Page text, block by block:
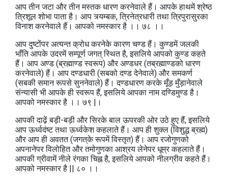
आप तीन जटा और तीन मस्तक धारण करनेवाले हैं। आपके हाथमें श्रेष्ठ
त्रिशूल शोभा पाता है। आप त्र्यम्बक, त्रिनेत्रधारी तथा त्रिपुरासुरका
विनाश करनेवाले हैं। आपको नमस्कार है ।। ७८ ।।
आप दुष्टोंपर अत्यन्त क्रोध करनेके कारण चण्ड हैं। कुण्डमें जलकी
भाँति आपके उदरमें सम्पूर्ण जगत्‌ स्थित है, इसलिये आपको कुण्ड कहते
हैं। आप अण्ड (ब्रह्माण्ड स्वरूप) और अण्डधर (तब्रह्माण्डको धारण
करनेवाले) हैं। आप दण्डधारी (सबको दण्ड देनेवाले) और समकर्ण
(सबकी समान रूपसे सुननेवाले) हैं। दण्डधारण करके मूँड़ मुँड़ानेवाले
संन्यासी भी आपके ही स्वरूप हैं, इसलिये आपका नाम दण्डिमुण्ड है।
आपको नमस्कार है ।। ७९ |।
आपकी दाढ़ें बड़ी-बड़ी और सिरके बाल ऊपरकी ओर उठे हुए हैं, इसलिये
आप ऊर्ध्वदंष्ट तथा ऊर्ध्वकेश कहलाते हैं। आप ही शुक्ल (विशुद्ध ब्रह्म)
और आप ही अवतत (जगत्‌के रूपमें विस्तृत) हैं। आप रजोगुणको
अपनानेपर विलोहित और तमोगुणका आश्रय लेनेपर धूम्र कहलाते हैं।
आपकी ग्रीवामें नीले रंगका चिह्न है, इसलिये आपको नीलग्रीव कहते हैं।
आपको नमस्कार है || ८० ।।